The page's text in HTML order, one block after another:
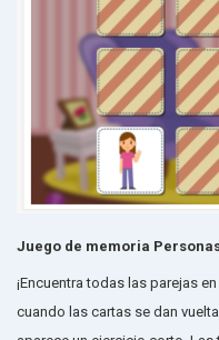
Juego de memoria
¡Encuentra todas las parejas
cuando las cartas se dan